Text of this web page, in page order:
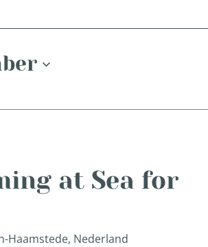
at Sea for
Haamstede, Nederland